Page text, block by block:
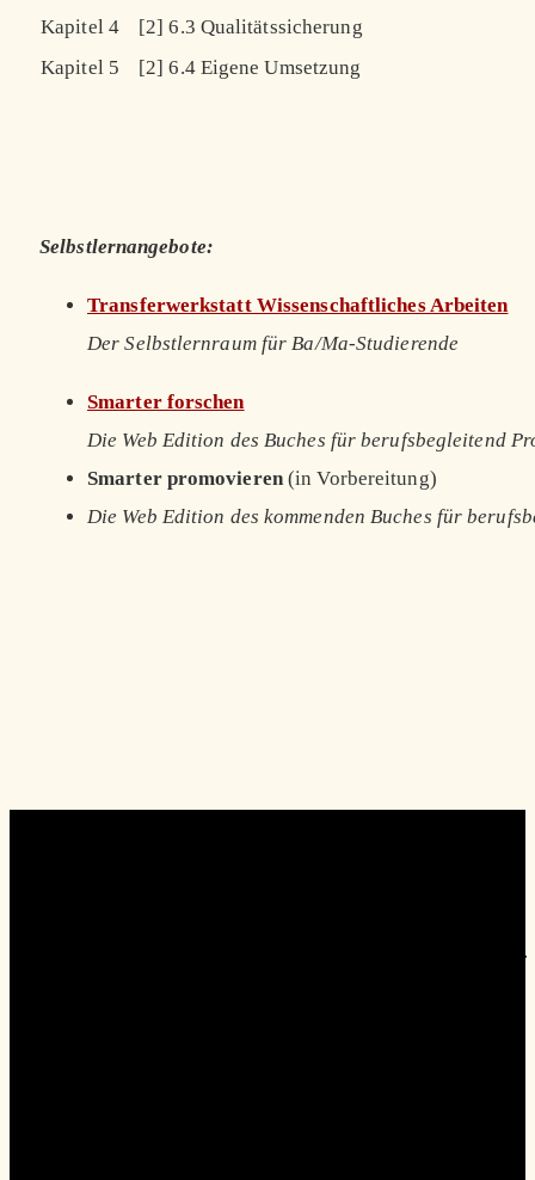
Kapitel 4
[2] 6.3 Qualitätssicherung
Kapitel 5
[2] 6.4 Eigene Umsetzung
Selbstlernangebote:
Transferwerkstatt Wissenschaftliches Arbeiten
Der Selbstlernraum für Ba/Ma-Studierende
Smarter forschen
Die Web Edition des Buches für berufsbegleitend
Smarter promovieren(in Vorbereitung)
Die Web Edition des kommenden Buches für